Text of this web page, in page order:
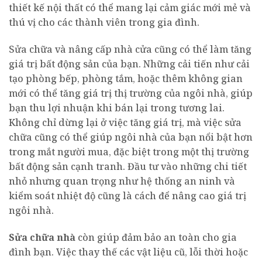
thiết kế nội thất có thể mang lại cảm giác mới mẻ và
thú vị cho các thành viên trong gia đình.
Sửa chữa và nâng cấp nhà cửa cũng có thể làm tăng
giá trị bất động sản của bạn. Những cải tiến như cải
tạo phòng bếp, phòng tắm, hoặc thêm không gian
mới có thể tăng giá trị thị trường của ngôi nhà, giúp
bạn thu lợi nhuận khi bán lại trong tương lai.
Không chỉ dừng lại ở việc tăng giá trị, mà việc sửa
chữa cũng có thể giúp ngôi nhà của bạn nổi bật hơn
trong mắt người mua, đặc biệt trong một thị trường
bất động sản cạnh tranh. Đầu tư vào những chi tiết
nhỏ nhưng quan trọng như hệ thống an ninh và
kiểm soát nhiệt độ cũng là cách để nâng cao giá trị
ngôi nhà.
Sửa chữa nhà còn giúp đảm bảo an toàn cho gia
đình bạn. Việc thay thế các vật liệu cũ, lỗi thời hoặc